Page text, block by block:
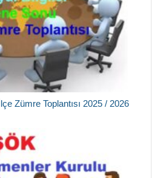
Zümre Toplantısı 2025 / 2026